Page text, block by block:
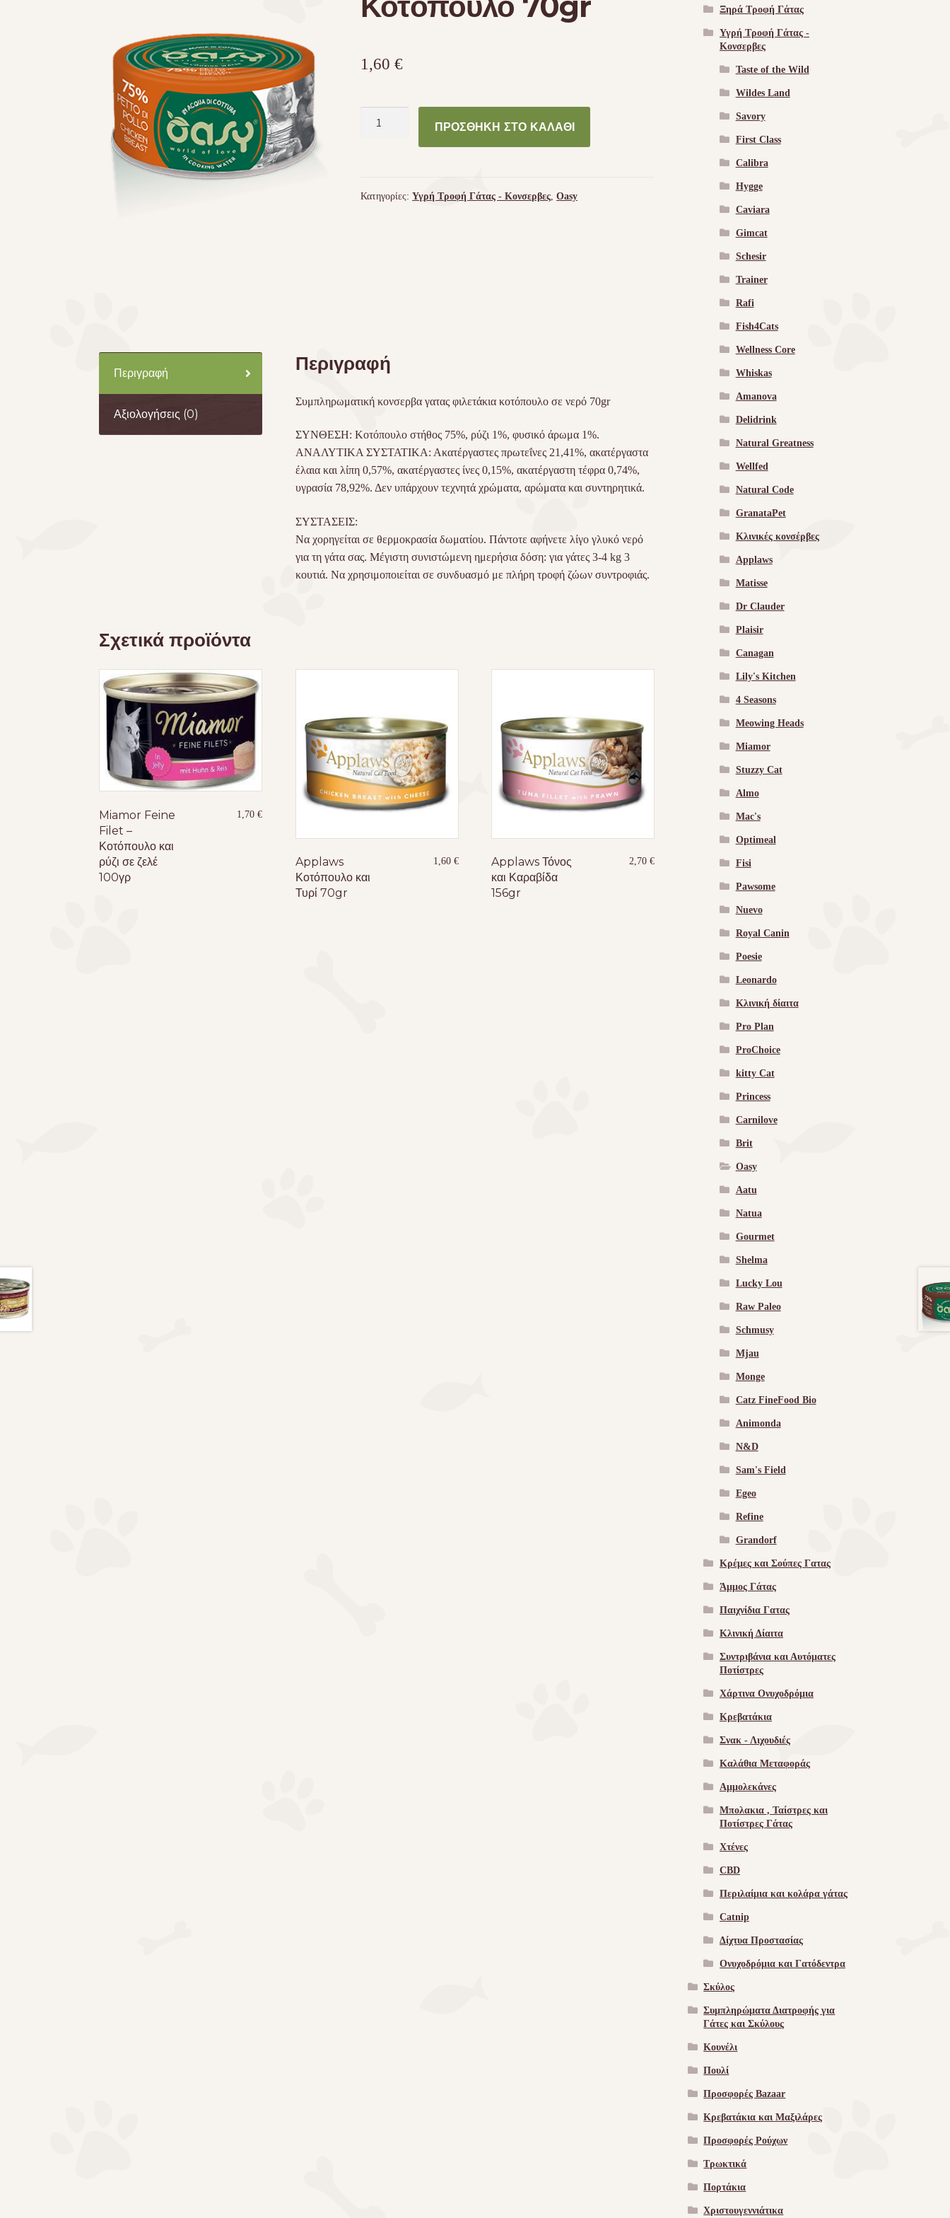
1,60€
70gr
ΠΡΟΣΘΉΚΗ ΣΤΟ ΚΑΛΆΘΙ
Κατηγορίες:Υγρή Τροφή Γάτας - Kονσερβες ,Oasy
Περιγραφή
Αξιολογήσεις (0)
Περιγραφή
Συμπληρωματική κονσερβα γατας φιλετάκια κοτόπουλο σε νερό 70gr
ΣΥΝΘΕΣΗ: Κοτόπουλο στήθος 75%, ρύζι 1%, φυσικό άρωμα 1%.
ΑΝΑΛΥΤΙΚΑ ΣΥΣΤΑΤΙΚΑ: Ακατέργαστες πρωτεΐνες 21,41%, ακατέργαστα
έλαια και λίπη 0,57%, ακατέργαστες ίνες 0,15%, ακατέργαστη τέφρα 0,74%,
υγρασία 78,92%. Δεν υπάρχουν τεχνητά χρώματα, αρώματα και συντηρητικά.
ΣΥΣΤΑΣΕΙΣ:
Να χορηγείται σε θερμοκρασία δωματίου. Πάντοτε αφήνετε λίγο γλυκό νερό
για τη γάτα σας. Μέγιστη συνιστώμενη ημερήσια δόση: για γάτες 3-4 kg 3
κουτιά. Να χρησιμοποιείται σε συνδυασμό με πλήρη τροφή ζώων συντροφιάς.
Σχετικά προϊόντα
Miamor Feine
Filet –
Κοτόπουλο και
ρύζι σε ζελέ
100γρ
1,70€
Applaws
Κοτόπουλο και
Τυρί 70gr
1,60 €
Applaws Τόνος
και Καραβίδα
156gr
2,70€
Ξηρά Τροφή Γάτας
Υγρή Τροφή Γάτας -
Kονσερβες
Taste of the Wild
Wildes Land
Savory
First Class
Calibra
Hygge
Caviara
Gimcat
Schesir
Trainer
Rafi
Fish4Cats
Wellness Core
Whiskas
Amanova
Delidrink
Natural Greatness
Wellfed
Natural Code
GranataPet
Κλινικές κονσέρβες
Applaws
Matisse
Dr Clauder
Plaisir
Canagan
Lily's Kitchen
4 Seasons
Meowing Heads
Miamor
Stuzzy Cat
Almo
Mac's
Optimeal
Fisi
Pawsome
Nuevo
Royal Canin
Poesie
Leonardo
Κλινική δίαιτα
Pro Plan
ProChoice
kitty Cat
Princess
Carnilove
Brit
Oasy
Aatu
Natua
Gourmet
Shelma
Lucky Lou
Raw Paleo
Schmusy
Mjau
Monge
Catz FineFood Bio
Animonda
N&D
Sam's Field
Egeo
Refine
Grandorf
Κρέμες και Σούπες Γατας
Άμμος Γάτας
Παιχνίδια Γατας
Κλινική Δίαιτα
Συντριβάνια και Αυτόματες
Ποτίστρες
Χάρτινα Ονυχοδρόμια
Κρεβατάκια
Σνακ - Λιχουδιές
Καλάθια Μεταφοράς
Αμμολεκάνες
Μπολακια , Ταίστρες και
Ποτίστρες Γάτας
Χτένες
CBD
Περιλαίμια και κολάρα γάτας
Catnip
Δίχτυα Προστασίας
Ονυχοδρόμια και Γατόδεντρα
Σκύλος
Συμπληρώματα Διατροφής για
Γάτες και Σκύλους
Κουνέλι
Πουλί
Προσφορές Bazaar
Κρεβατάκια και Μαξιλάρες
Προσφορές Ρούχων
Τρωκτικά
Πορτάκια
Χριστουγεννιάτικα